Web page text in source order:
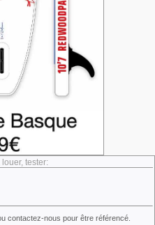
tester:
contactez-nous pour être référencé.